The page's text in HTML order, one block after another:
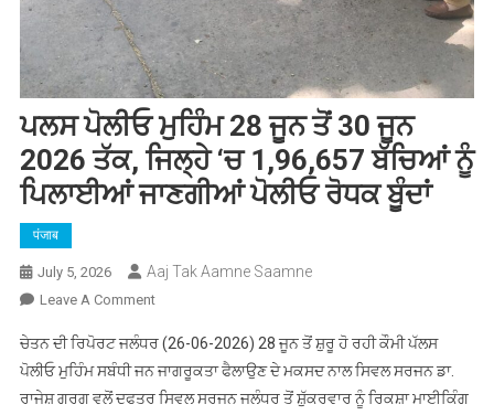
ਪਲਸ ਪੋਲੀਓ ਮੁਹਿੰਮ 28 ਜੂਨ ਤੋਂ 30 ਜੂਨ
2026 ਤੱਕ, ਜਿਲ੍ਹੇ ‘ਚ 1,96,657 ਬੱਚਿਆਂ ਨੂੰ
ਪਿਲਾਈਆਂ ਜਾਣਗੀਆਂ ਪੋਲੀਓ ਰੋਧਕ ਬੂੰਦਾਂ
पंजाब
July 5, 2026 Aaj Tak Aamne Saamne
Leave A CommentOn
ਪੋਲੀਓ
ਮੁਹਿੰਮ
28
ਚੇਤਨ ਦੀ ਰਿਪੋਰਟ ਜਲੰਧਰ (26-06-2026) 28 ਜੂਨ ਤੋਂ ਸ਼ੁਰੂ ਹੋ ਰਹੀ ਕੌਮੀ ਪੱਲਸ
ਪੋਲੀਓ ਮੁਹਿੰਮ ਸਬੰਧੀ ਜਨ ਜਾਗਰੂਕਤਾ ਫੈਲਾਉਣ ਦੇ ਮਕਸਦ ਨਾਲ ਸਿਵਲ ਸਰਜਨ ਡਾ.
ਰਾਜੇਸ਼ ਗਰਗ ਵਲੋਂ ਦਫਤਰ ਸਿਵਲ ਸਰਜਨ ਜਲੰਧਰ ਤੋਂ ਸ਼ੁੱਕਰਵਾਰ ਨੂੰ ਰਿਕਸ਼ਾ ਮਾਈਕਿੰਗ